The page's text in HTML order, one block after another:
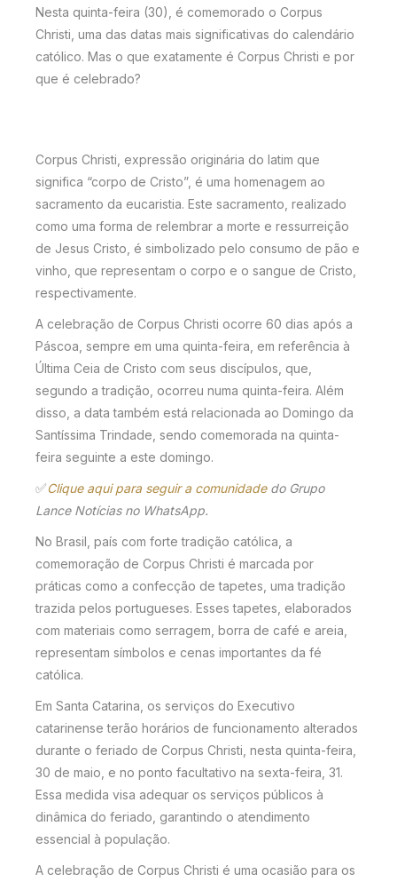
Nesta quinta-feira (30), é comemorado o Corpus
Christi, uma das datas mais significativas do calendário
católico. Mas o que exatamente é Corpus Christi e por
que é celebrado?
Corpus Christi, expressão originária do latim que
significa “corpo de Cristo”, é uma homenagem ao
sacramento da eucaristia. Este sacramento, realizado
como uma forma de relembrar a morte e ressurreição
de Jesus Cristo, é simbolizado pelo consumo de pão e
vinho, que representam o corpo e o sangue de Cristo,
respectivamente.
A celebração de Corpus Christi ocorre 60 dias após a
Páscoa, sempre em uma quinta-feira, em referência à
Última Ceia de Cristo com seus discípulos, que,
segundo a tradição, ocorreu numa quinta-feira. Além
disso, a data também está relacionada ao Domingo da
Santíssima Trindade, sendo comemorada na quinta-
feira seguinte a este domingo.
✅Clique aqui para seguir a comunidade do Grupo
Lance Notícias no WhatsApp.
No Brasil, país com forte tradição católica, a
comemoração de Corpus Christi é marcada por
práticas como a confecção de tapetes, uma tradição
trazida pelos portugueses. Esses tapetes, elaborados
com materiais como serragem, borra de café e areia,
representam símbolos e cenas importantes da fé
católica.
Em Santa Catarina, os serviços do Executivo
catarinense terão horários de funcionamento alterados
durante o feriado de Corpus Christi, nesta quinta-feira,
30 de maio, e no ponto facultativo na sexta-feira, 31.
Essa medida visa adequar os serviços públicos à
dinâmica do feriado, garantindo o atendimento
essencial à população.
A celebração de Corpus Christi é uma ocasião para os